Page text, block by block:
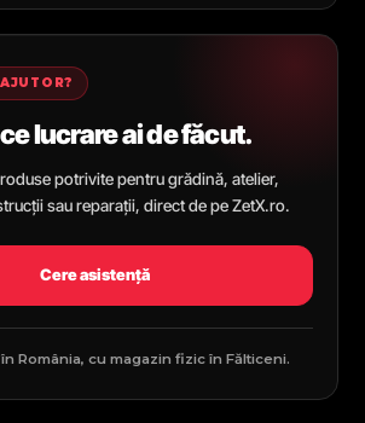
lucrare ai de făcut.
potrivite pentru grădină, atelier,
sau reparații, direct de pe ZetX.ro.
Cere asistență
România, cu magazin fizic în Fălticeni.